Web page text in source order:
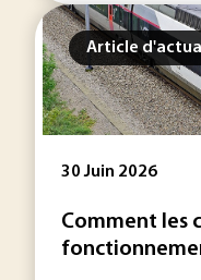
Article
30 Juin 2026
Comment les